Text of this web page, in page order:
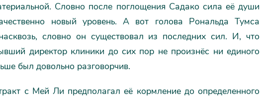
Словно после поглощения Садако сила её души
новый уровень. А вот голова Рональда Тумса
словно он существовал из последних сил. И, что
директор клиники до сих пор не произнёс ни единого
был довольно разговорчив.
с Мей Ли предполагал её кормление до определенного